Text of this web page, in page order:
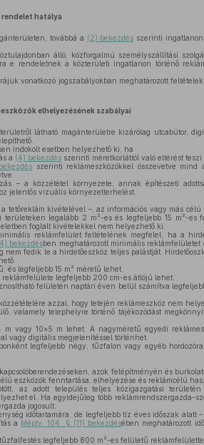
rendelet hatálya
továbbá a (2) bekezdés szerinti
álló, közforgalmú személyszállítási
e rendeletnek a közterületi ingatlanon történő
vonatkozó jogszabályokban meghatározott
elhelyezésének szabályai
látható magánterületre kizárólag utcabútor,
indokolt esetben helyezhető ki, ha
a (4) bekezdésszerinti méretkorláttól való eltérést teszi
szerinti reklámeszközökkel összevetve mind
– a közzététel környezete, annak építészeti
jelentős vizuális környezetterhelést.
tetőreklám kivételével –, az információs vagy más
területeken legalább 2 m²-es és legfeljebb 15 m²-es
foglalt kivételekkel nem helyezhető ki.
reklámfelület feltételének megfelel, ha a
bekezdésben meghatározott minimális reklámfelületet
fedik le a hirdetőeszköz teljes palástját.
és legfeljebb 15 m² méretű lehet.
legfeljebb 200 cm-es átlójú lehet.
felületén naptári éven belül számítva
azzal, hogy tetején reklámeszköz nem
valamely telephelyre történő tájékozódást
vagy 10×5 m lehet. A nagyméretű egyedi
vagy digitális megjelenítéssel történhet.
legfeljebb négy, tűzfalon vagy egyéb
azok felépítményén és
eszközök fenntartása, elhelyezése és reklámcélú
az adott település teljes közigazgatási területén
el. Ha egyidejűleg több reklámrendszergazda-
jogosult.
időtartamára, de legfeljebb tíz éves időszak alatt
a Méptv. 104. § (11) bekezdésében meghatározott
legfeljebb 800 m²-es felületű